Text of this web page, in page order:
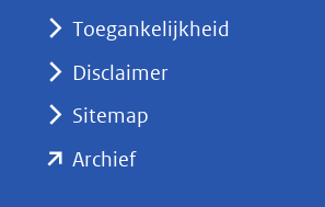
nieuw
naar
Toegankelijkheid
Disclaimer
Sitemap
Archief(opent